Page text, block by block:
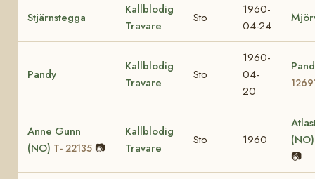
Stjärnstegga
Kallblodig
Travare
Sto
1960-
04-24
Pandy
Kallblodig
Travare
Sto
1960-
04-
20
Anne Gunn
(NO) T- 22135 📷
Kallblodig
Travare
Sto 1960
📷